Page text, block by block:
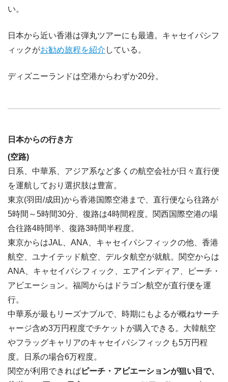
い。
日本から近い香港は弾丸ツアーにも最適。キャセイパシフ
ィックがお勧め旅程を紹介 している。
ディズニーランドは空港からわずか20分。
日本からの行き方
(空路)
日系、中華系、アジア系など多くの航空会社が日々直行便
を運航しており選択肢は豊富。
東京(羽田/成田)から香港国際空港まで、直行便なら往路が
5時間～5時間30分、復路は4時間程度。関西国際空港の場
合往路4時間半、復路3時間半程度。
東京からはJAL、ANA、キャセイパシフィックの他、香港
航空、ユナイテッド航空、デルタ航空が就航。関空からは
ANA、キャセイパシフィック、エアインディア、ピーチ・
アビエーション。福岡からはドラゴン航空が直行便を運
行。
中華系が最もリーズナブルで、時期にもよるが概ねサーチ
ャージ含め3万円程度でチケットが購入できる。大韓航空
やフラッグキャリアのキャセイパシフィックも5万円程
度。日系の場合6万程度。
関空が利用できればピーチ・アビエーションが狙い目で、